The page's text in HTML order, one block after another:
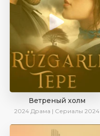
Ветреный холм
2024 Драма | Сериалы 2024